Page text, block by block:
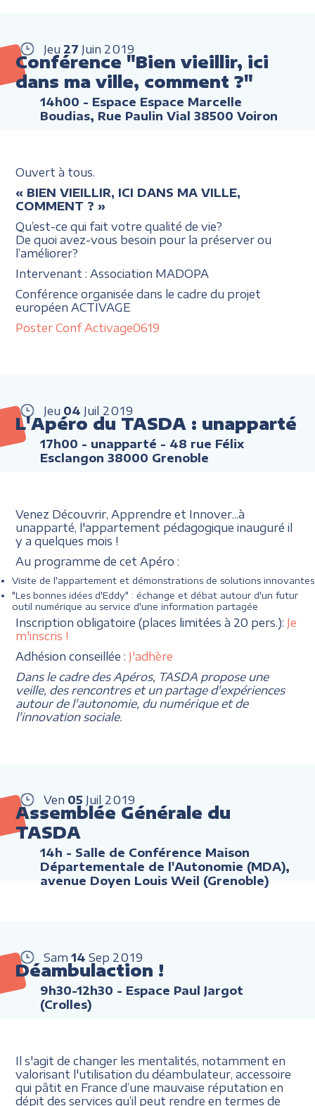
Jeu 27 Juin 2019
Conférence "Bien vieillir, ici
dans ma ville, comment ?"
14h00 - Espace Espace Marcelle
Boudias, Rue Paulin Vial 38500 Voiron
Ouvert à tous.
« BIEN VIEILLIR, ICI DANS MA VILLE,
COMMENT ? »
Qu’est-ce qui fait votre qualité de vie?
De quoi avez-vous besoin pour la préserver ou
l’améliorer?
Intervenant : Association MADOPA
Conférence organisée dans le cadre du projet
européen ACTIVAGE
Poster Conf Activage0619
Jeu 04 Juil 2019
L'Apéro du TASDA : unapparté
17h00 - unapparté - 48 rue Félix
Esclangon 38000 Grenoble
Venez Découvrir, Apprendre et Innover...à
unapparté, l'appartement pédagogique inauguré il
y a quelques mois !
Au programme de cet Apéro :
Visite de l'appartement et démonstrations de solutions innovantes
"Les bonnes idées d'Eddy" : échange et débat autour d'un futur
outil numérique au service d'une information partagée
Inscription obligatoire (places limitées à 20 pers.): Je
m'inscris !
Adhésion conseillée : J'adhère
Dans le cadre des Apéros, TASDA propose une
veille, des rencontres et un partage d'expériences
autour de l'autonomie, du numérique et de
l'innovation sociale.
Ven 05 Juil 2019
Assemblée Générale du
TASDA
14h - Salle de Conférence Maison
Départementale de l'Autonomie (MDA),
avenue Doyen Louis Weil (Grenoble)
Sam 14 Sep 2019
Déambulaction !
9h30-12h30 - Espace Paul Jargot
(Crolles)
Il s'agit de changer les mentalités, notamment en
valorisant l'utilisation du déambulateur, accessoire
qui pâtit en France d’une mauvaise réputation en
dépit des services qu’il peut rendre en termes de